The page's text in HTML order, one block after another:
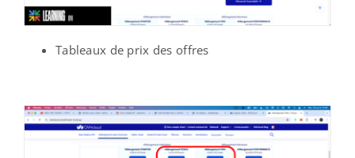
Tableaux de prix des offres